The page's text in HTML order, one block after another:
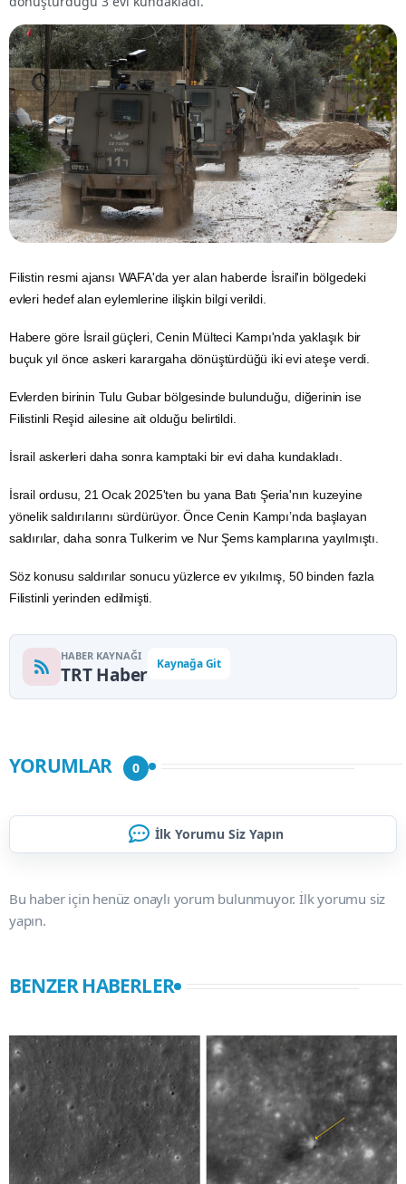
Filistin resmi ajansı WAFA'da yer alan haberde İsrail'in bölgedeki
evleri hedef alan eylemlerine ilişkin bilgi verildi.
Habere göre İsrailgüçleri, Cenin Mülteci Kampı'nda yaklaşık bir
buçuk yıl önce askeri karargaha dönüştürdüğü iki evi ateşe verdi.
Evlerden birinin Tulu Gubar bölgesinde bulunduğu, diğerinin ise
Filistinli Reşid ailesine ait olduğu belirtildi.
İsrail askerleri daha sonra kamptaki bir evi daha kundakladı.
İsrail ordusu, 21 Ocak 2025'ten bu yana Batı Şeria'nın kuzeyine
yönelik saldırılarını sürdürüyor. Önce Cenin Kampı’nda başlayan
saldırılar, daha sonra Tulkerim ve Nur Şems kamplarına yayılmıştı.
Söz konusu saldırılar sonucu yüzlerce ev yıkılmış, 50 binden fazla
Filistinli yerinden edilmişti.
HABER KAYNAĞI
TRT Haber Kaynağa Git
YORUMLAR 0
İlk Yorumu Siz Yapın
Bu haber için henüz onaylı yorum bulunmuyor. İlk yorumu siz
yapın.
BENZER HABERLER